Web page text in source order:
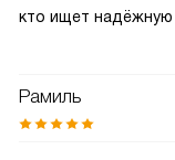
кто ищет
Рамиль